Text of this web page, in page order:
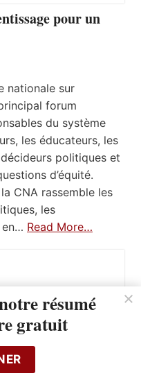
pour un
nationale sur
forum
du système
les éducateurs, les
politiques et
d’équité.
CNA rassemble les
les
en… Read More…
résumé
gratuit